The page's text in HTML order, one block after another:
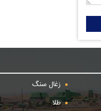
زغال سنگ
طلا